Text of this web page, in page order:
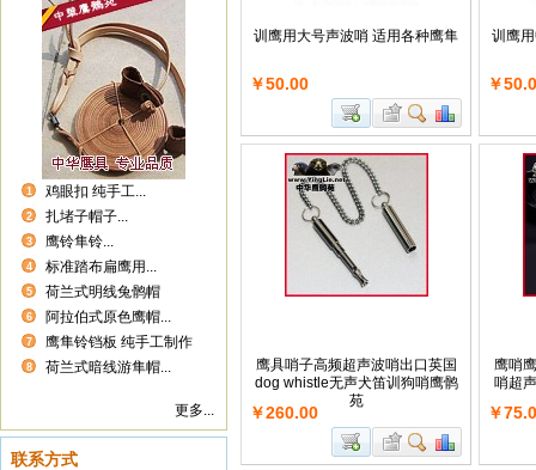
1 鸡眼扣 纯手工...
2 扎堵子帽子...
3 鹰铃隼铃...
4 标准踏布扁鹰用...
5 荷兰式明线兔鹘帽
6 阿拉伯式原色鹰帽...
7 鹰隼铃铛板 纯手工制作
8 荷兰式暗线游隼帽...
更多...
联系方式
训鹰用大号声波哨 适用各种鹰隼
￥50.00
训鹰
￥
鹰具哨子高频超声波哨出口英国
dog whistle无声犬笛训狗哨鹰鹘
苑
￥260.00
鹰哨
哨超
￥